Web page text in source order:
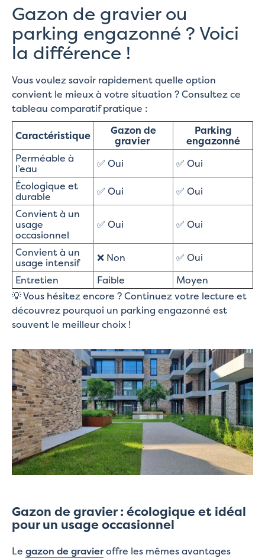
Gazon de gravier ou
parking engazonné ? Voici
la différence !
Vous voulez savoir rapidement quelle option
convient le mieux à votre situation ? Consultez ce
tableau comparatif pratique :
Caractéristique
Gazon de
gravier
Parking
engazonné
Perméable à
l’eau
✅ Oui
✅ Oui
Écologique et
durable
✅ Oui
✅ Oui
Convient à un
usage
occasionnel
✅ Oui ✅ Oui
Convient à un
usage intensif
❌ Non
✅ Oui
Entretien
Faible
Moyen
💡 Vous hésitez encore ? Continuez votre lecture et
découvrez pourquoi un parking engazonné est
souvent le meilleur choix !
Gazon de gravier : écologique et idéal
pour un usage occasionnel
Le gazon de gravieroffre les mêmes avantages